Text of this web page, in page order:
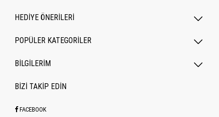
HEDİYE ÖNERİLERİ
POPÜLER KATEGORILER
BİLGİLERİM
BİZİ TAKİP EDİN
FACEBOOK